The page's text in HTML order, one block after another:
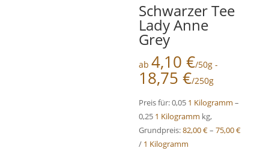
Schwarzer Tee
Lady Anne
Grey
ab4,10€/50g -
18,75€/250g
Preis für: 0,05 1 Kilogramm –
0,25 1 Kilogramm kg,
Grundpreis:82,00€–75,00€
/ 1 Kilogramm